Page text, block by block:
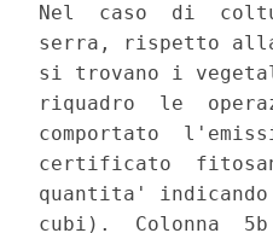
Nel  caso  di
serra, rispetto
si trovano i
riquadro  le
comportato
certificato
quantita'
cubi).  Colonna